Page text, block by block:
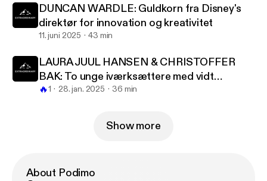
DUNCAN WARDLE: Guldkorn fra Disney's
direktør for innovation og kreativitet
11. juni 2025 43 min
LAURA JUUL HANSEN & CHRISTOFFER
BAK: To unge iværksættere med vidt
forskellige sandheder
🔥1 28. jan. 2025 36 min
Show more
About Podimo